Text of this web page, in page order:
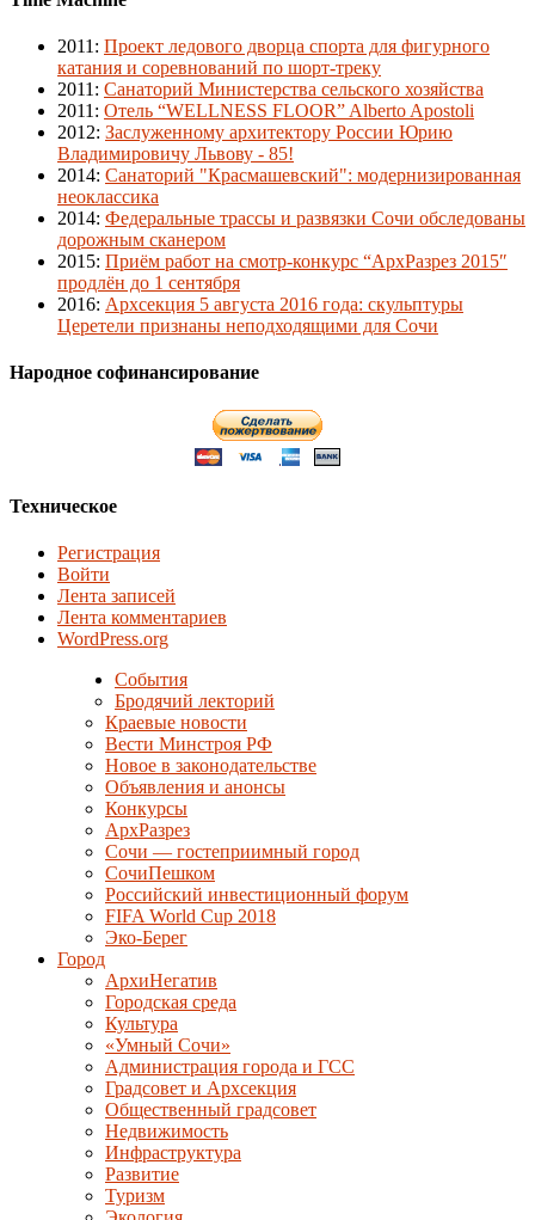
2011 : Проект ледового дворца спорта для фигурного
катания и соревнований по шорт-треку
2011 : Санаторий Министерства сельского хозяйства
2011 : Отель “WELLNESS FLOOR” Alberto Apostoli
2012: Заслуженному архитектору России Юрию
Владимировичу Львову - 85!
2014: Санаторий "Красмашевский": модернизированная
неоклассика
2014: Федеральные трассы и развязки Сочи обследованы
дорожным сканером
2015: Приём работ на смотр-конкурс “АрхРазрез 2015″
продлён до 1 сентября
2016: Архсекция 5 августа 2016 года: скульптуры
Церетели признаны неподходящими для Сочи
Народное софинансирование
Техническое
Регистрация
Войти
Лента записей
Лента комментариев
WordPress.org
События
Бродячий лекторий
Краевые новости
Вести Минстроя РФ
Новое в законодательстве
Объявления и анонсы
Конкурсы
АрхРазрез
Сочи — гостеприимный город
СочиПешком
Российский инвестиционный форум
FIFA World Cup 2018
Эко-Берег
Город
АрхиНегатив
Городская среда
Культура
«Умный Сочи»
Администрация города и ГСС
Градсовет и Архсекция
Общественный градсовет
Недвижимость
Инфраструктура
Развитие
Туризм